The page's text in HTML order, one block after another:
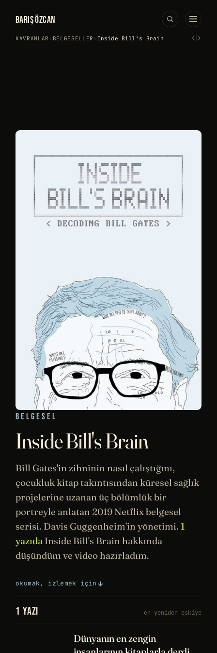
BARIŞ ÖZCAN
KAVRAMLAR › BELGESELLER › Inside Bill's Brain ‹›
BELGESEL
Inside Bill's Brain
Bill Gates'in zihninin nasıl çalıştığını,
çocukluk kitap takıntısından küresel sağlık
projelerine uzanan üç bölümlük bir
portreyle anlatan 2019 Netflixbelgesel
serisi. Davis Guggenheim'in yönetimi. 1
yazıda Inside Bill's Brain hakkında
düşündüm ve video hazırladım.
okumak, izlemek için
1 YAZI en yeniden eskiye
Dünyanın en zengin